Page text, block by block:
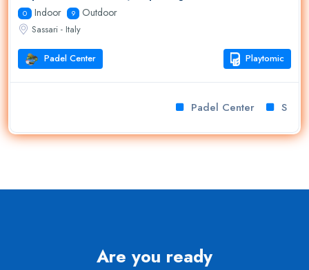
0 Indoor 9 Outdoor
Sassari - Italy
Padel Center Playtomic
Padel Center Sport
Are you ready